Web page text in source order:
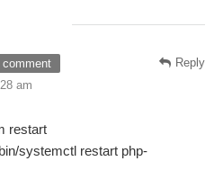
Reply
comment
am
restart
systemctl restart php-